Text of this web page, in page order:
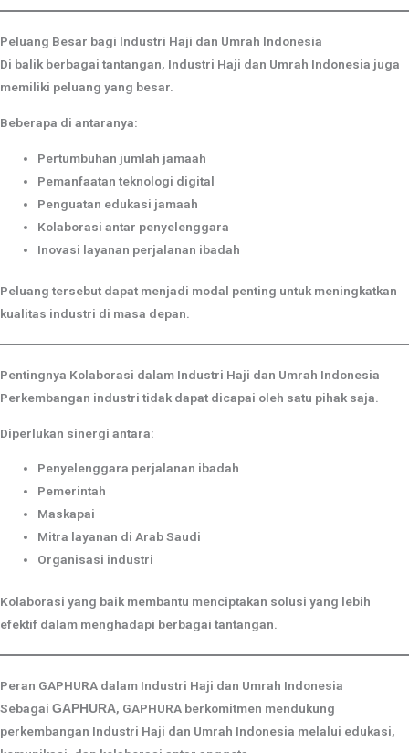
Peluang Besar bagi Industri Haji dan Umrah Indonesia
Di balik berbagai tantangan, Industri Haji dan Umrah Indonesia juga
memiliki peluang yang besar.
Beberapa di antaranya:
Pertumbuhan jumlah jamaah
Pemanfaatan teknologi digital
Penguatan edukasi jamaah
Kolaborasi antar penyelenggara
Inovasi layanan perjalanan ibadah
Peluang tersebut dapat menjadi modal penting untuk meningkatkan
kualitas industri di masa depan.
Pentingnya Kolaborasi dalam Industri Haji dan Umrah Indonesia
Perkembangan industri tidak dapat dicapai oleh satu pihak saja.
Diperlukan sinergi antara:
Penyelenggara perjalanan ibadah
Pemerintah
Maskapai
Mitra layanan di Arab Saudi
Organisasi industri
Kolaborasi yang baik membantu menciptakan solusi yang lebih
efektif dalam menghadapi berbagai tantangan.
Peran GAPHURA dalam Industri Haji dan Umrah Indonesia
Sebagai GAPHURA, GAPHURA berkomitmen mendukung
perkembangan Industri Haji dan Umrah Indonesia melalui edukasi,